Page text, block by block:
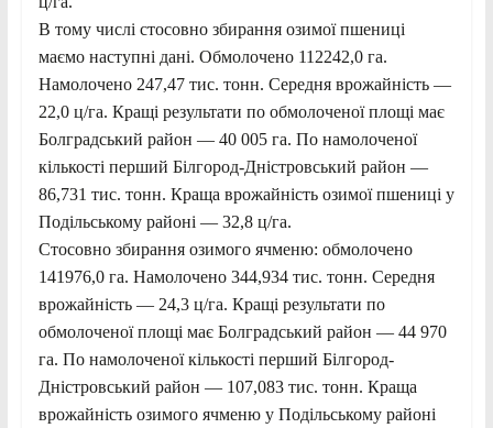
В тому числі стосовно збирання озимої пшениці
маємо наступні дані. Обмолочено 112242,0 га.
Намолочено 247,47 тис. тонн. Середня врожайність —
22,0 ц/га. Кращі результати по обмолоченої площі має
Болградський район — 40 005 га. По намолоченої
кількості перший Білгород-Дністровський район —
86,731 тис. тонн. Краща врожайність озимої пшениці у
Подільському районі — 32,8 ц/га.
Стосовно збирання озимого ячменю: обмолочено
141976,0 га. Намолочено 344,934 тис. тонн. Середня
врожайність — 24,3 ц/га. Кращі результати по
обмолоченої площі має Болградський район — 44 970
га. По намолоченої кількості перший Білгород-
Дністровський район — 107,083 тис. тонн. Краща
врожайність озимого ячменю у Подільському районі